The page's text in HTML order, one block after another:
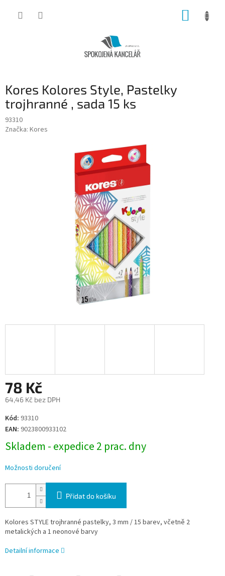
Kores Kolores Style, Pastelky
trojhranné , sada 15 ks
93310
Značka: Kores
78 Kč
64,46 Kč bez DPH
Měrná
cena:
Kód: 93310
EAN: 9023800933102
Skladem - expedice 2 prac. dny
Možnosti doručení
Přidat do košíku
Kolores STYLE trojhranné pastelky, 3 mm / 15 barev, včetně 2
metalických a 1 neonové barvy
Detailní informace